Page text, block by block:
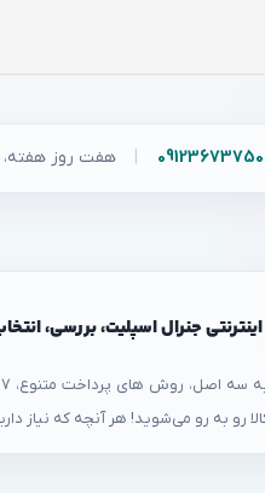
09123673750
| هفت روز هفته، ۲۴ ساعت شبانه‌روز پاسخگوی شما هستیم.
جنرال اسپلیت، بررسی،
رو به رو می‌شوید! هر آنچه که نیاز